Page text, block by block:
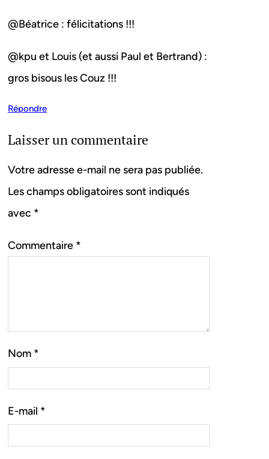
@Béatrice : félicitations !!!
@kpu et Louis (et aussi Paul et Bertrand) :
gros bisous les Couz !!!
Répondre
Laisser un commentaire
Votre adresse e-mail ne sera pas publiée.
Les champs obligatoires sont indiqués
avec *
Commentaire *
Nom *
E-mail *